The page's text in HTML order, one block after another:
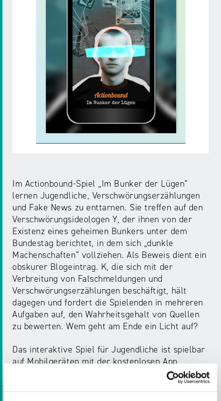
Roadshow
Desinformation
Internet
Elternabende
Im Actionbound-Spiel „Im Bunker der Lügen“
lernen Jugendliche, Verschwörungserzählungen
und Fake News zu enttarnen. Sie treffen auf den
Verschwörungsideologen Y, der ihnen von der
Existenz eines geheimen Bunkers unter dem
Bundestag berichtet, in dem sich „dunkle
Machenschaften“ vollziehen. Als Beweis dient ein
obskurer Blogeintrag. K, die sich mit der
Verbreitung von Falschmeldungen und
Verschwörungserzählungen beschäftigt, hält
dagegen und fordert die Spielenden in mehreren
Aufgaben auf, den Wahrheitsgehalt von Quellen
zu bewerten. Wem geht am Ende ein Licht auf?
Das interaktive Spiel für Jugendliche ist spielbar
auf Mobilgeräten mit der kostenlosen App
Klassenzimmer, als auch zuhause gespielt